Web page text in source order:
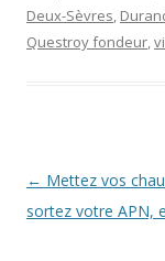
Deux-Sèvres,
Questroy fondeur,
Navigation
des
← Mettez vos
sortez votre APN,